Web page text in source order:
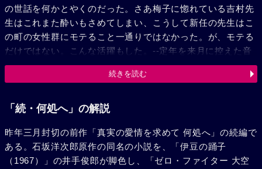
の世話を何かとやくのだった。さあ梅子に惚れている吉村先
生はこれまた酔いもさめてしまい、こうして新任の先生はこ
の町の女性群にモテること一通りではなかった。が、モテる
だけではない。こんな活躍もした。--定年を来月に控えた音
楽教師の森田は、数日後に迫ったこの中学の卒業生大河内代
議士の郷土入りを、彼が育てたオーケストラで迎えようと張
いというのだ。大河内はヘリコプターで校庭に降りたった
った。そんなうちに、とうとう森田が淋しく娘美代と共に町
を去る日がきた。駅へ着いた父娘に突然、螢の光が鳴り響い
た。生徒が整列し琢磨が指揮していた。彼は森田にタクトを
続きを読む
「続・何処へ」の解説
昨年三月封切の前作「真実の愛情を求めて 何処へ」の続編で
ある。石坂洋次郎原作の同名の小説を、「伊豆の踊子
（1967）」の井手俊郎が脚色し、「ゼロ・ファイター 大空